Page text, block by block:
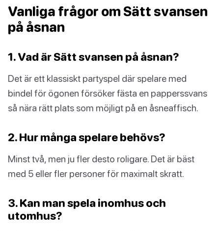
Vanliga frågor om Sätt svansen
på åsnan
1. Vad är Sätt svansen på åsnan?
Det är ett klassiskt partyspel där spelare med
bindel för ögonen försöker fästa en papperssvans
så nära rätt plats som möjligt på en åsneaffisch.
2. Hur många spelare behövs?
Minst två, men ju fler desto roligare. Det är bäst
med 5 eller fler personer för maximalt skratt.
3. Kan man spela inomhus och
utomhus?